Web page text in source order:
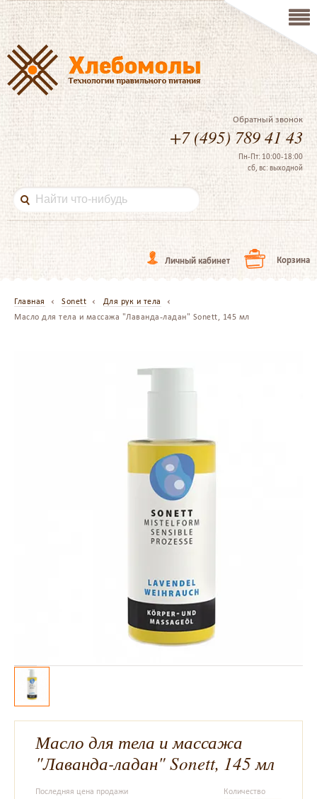
Обратный звонок
+7 (495) 789 41 43
Пн-Пт: 10:00-18:00
сб, вс: выходной
Личный кабинет Корзина
Главная Sonett
Для рук и тела
Масло для тела и массажа "Лаванда-ладан" Sonett, 145 мл
Масло для тела и массажа
"Лаванда-ладан" Sonett, 145 мл
Последняя цена продажи Количество